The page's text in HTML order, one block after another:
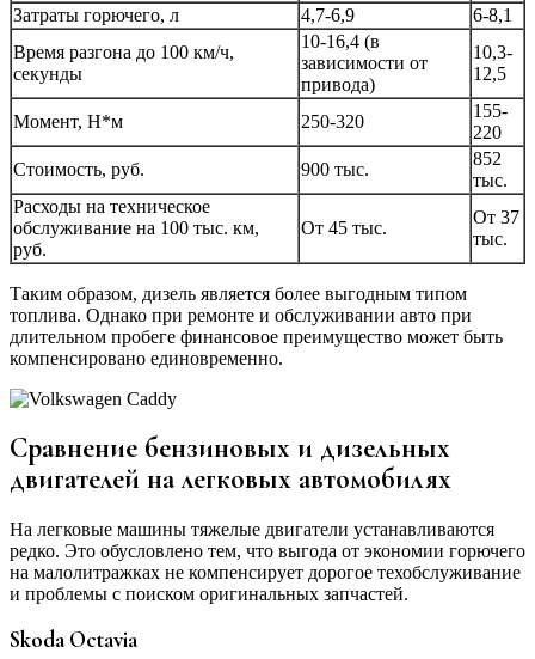
Затраты горючего, л
4,7-6,9
6-8,1
Время разгона до 100 км/ч,
секунды
10-16,4 (в
зависимости от
привода)
10,3-
12,5
Момент, Н*м 250-320
155-
220
Стоимость, руб.
900 тыс.
852
тыс.
Расходы на техническое
обслуживание на 100 тыс. км,
руб.
От 45 тыс.
От 37
тыс.
Таким образом, дизель является более выгодным типом
топлива. Однако при ремонте и обслуживании авто при
длительном пробеге финансовое преимущество может быть
компенсировано единовременно.
Сравнение бензиновых и дизельных
двигателей на легковых автомобилях
На легковые машины тяжелые двигатели устанавливаются
редко. Это обусловлено тем, что выгода от экономии горючего
на малолитражках не компенсирует дорогое техобслуживание
и проблемы с поиском оригинальных запчастей.
Skoda Octavia